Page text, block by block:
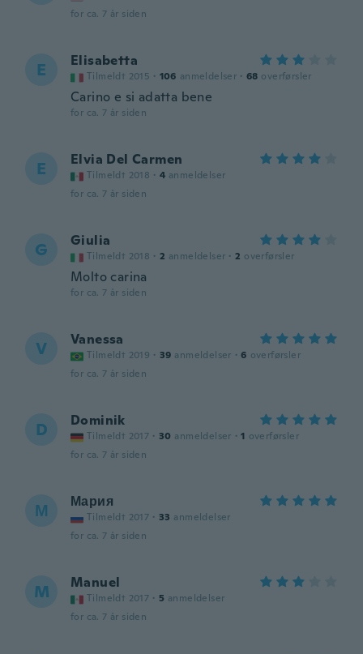
for ca. 7 år siden
E Elisabetta
Tilmeldt 2015 · 106 anmeldelser · 68 overførsler
Carino e si adatta bene
for ca. 7 år siden
E Elvia Del Carmen
Tilmeldt 2018 · 4 anmeldelser
for ca. 7 år siden
G Giulia
Tilmeldt 2018 · 2 anmeldelser · 2 overførsler
Molto carina
for ca. 7 år siden
V Vanessa
Tilmeldt 2019 · 39 anmeldelser · 6 overførsler
for ca. 7 år siden
D Dominik
Tilmeldt 2017 · 30 anmeldelser · 1 overførsler
for ca. 7 år siden
М Мария
Tilmeldt 2017 · 33 anmeldelser
for ca. 7 år siden
M Manuel
Tilmeldt 2017 · 5 anmeldelser
for ca. 7 år siden